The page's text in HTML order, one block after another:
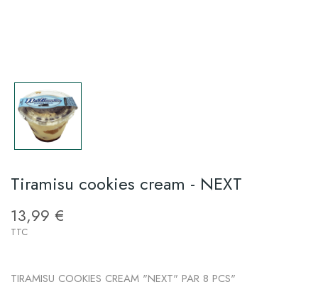
Tiramisu cookies cream - NEXT
13,99 €
TTC
TIRAMISU COOKIES CREAM "NEXT" PAR 8 PCS"